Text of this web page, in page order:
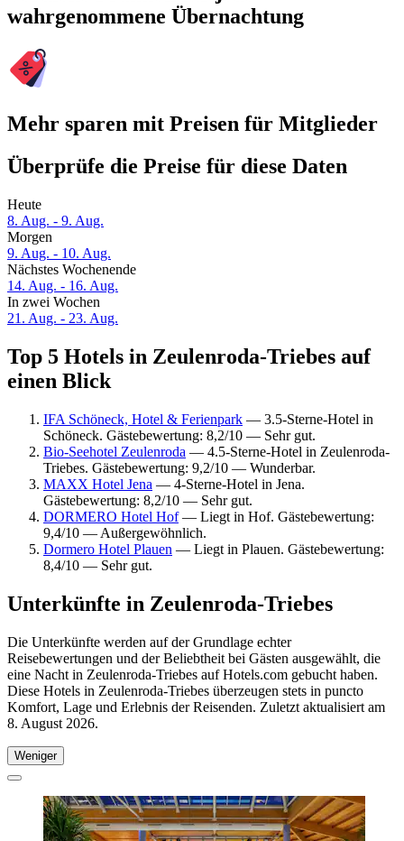
wahrgenommene Übernachtung
Mehr sparen mit Preisen für Mitglieder
Überprüfe die Preise für diese Daten
Heute
8. Aug. - 9. Aug.
Morgen
9. Aug. - 10. Aug.
Nächstes Wochenende
14. Aug. - 16. Aug.
In zwei Wochen
21. Aug. - 23. Aug.
Top 5 Hotels in Zeulenroda-Triebes auf
einen Blick
IFA Schöneck, Hotel & Ferienpark — 3.5-Sterne-Hotel in
Schöneck. Gästebewertung: 8,2/10 — Sehr gut.
Bio-Seehotel Zeulenroda — 4.5-Sterne-Hotel in Zeulenroda-
Triebes. Gästebewertung: 9,2/10 — Wunderbar.
MAXX Hotel Jena — 4-Sterne-Hotel in Jena.
Gästebewertung: 8,2/10 — Sehr gut.
DORMERO Hotel Hof— Liegt in Hof. Gästebewertung:
9,4/10 — Außergewöhnlich.
Dormero Hotel Plauen — Liegt in Plauen. Gästebewertung:
8,4/10 — Sehr gut.
Unterkünfte in Zeulenroda-Triebes
Die Unterkünfte werden auf der Grundlage echter
Reisebewertungen und der Beliebtheit bei Gästen ausgewählt, die
eine Nacht in Zeulenroda-Triebes auf Hotels.com gebucht haben.
Diese Hotels in Zeulenroda-Triebes überzeugen stets in puncto
Komfort, Lage und Erlebnis der Reisenden. Zuletzt aktualisiert am
8. August 2026.
Weniger